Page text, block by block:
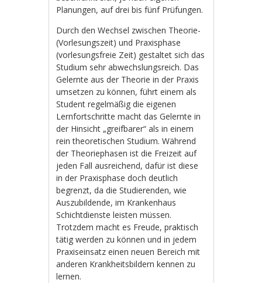
Planungen, auf drei bis fünf Prüfungen.
Durch den Wechsel zwischen Theorie-
(Vorlesungszeit) und Praxisphase
(vorlesungsfreie Zeit) gestaltet sich das
Studium sehr abwechslungsreich. Das
Gelernte aus der Theorie in der Praxis
umsetzen zu können, führt einem als
Student regelmäßig die eigenen
Lernfortschritte macht das Gelernte in
der Hinsicht „greifbarer“ als in einem
rein theoretischen Studium. Während
der Theoriephasen ist die Freizeit auf
jeden Fall ausreichend, dafür ist diese
in der Praxisphase doch deutlich
begrenzt, da die Studierenden, wie
Auszubildende, im Krankenhaus
Schichtdienste leisten müssen.
Trotzdem macht es Freude, praktisch
tätig werden zu können und in jedem
Praxiseinsatz einen neuen Bereich mit
anderen Krankheitsbildern kennen zu
lernen.